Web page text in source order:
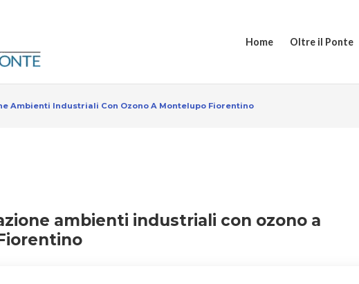
Home Oltre il Ponte
Ambienti Industriali Con Ozono A Montelupo Fiorentino
ambienti industriali con ozono a